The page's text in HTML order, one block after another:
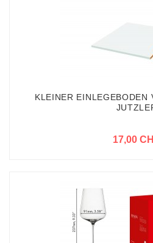
KLEINER EINLEGEBODEN
17,00